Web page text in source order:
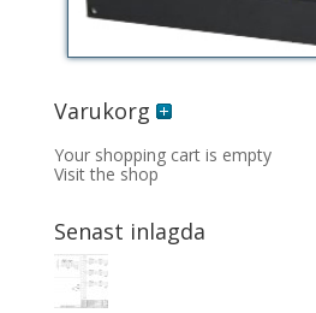
Varukorg
Your shopping cart is empty
Visit the shop
Senast inlagda